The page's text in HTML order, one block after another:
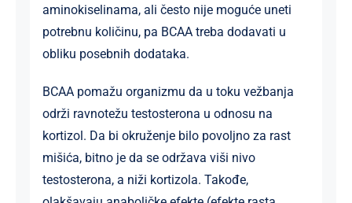
aminokiselinama, ali često nije moguće uneti
potrebnu količinu, pa BCAA treba dodavati u
obliku posebnih dodataka.
BCAA pomažu organizmu da u toku vežbanja
održi ravnotežu testosterona u odnosu na
kortizol. Da bi okruženje bilo povoljno za rast
mišića, bitno je da se održava viši nivo
testosterona, a niži kortizola. Takođe,